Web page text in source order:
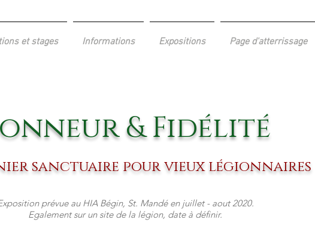
et stages Informations Expositions Page d'atterrissage
& Fidélité
sanctuaire pour vieux légionnaires
prévue au HIA Bégin, St. Mandé en juillet - aout 2020.
Egalement sur un site de la légion, date à définir.